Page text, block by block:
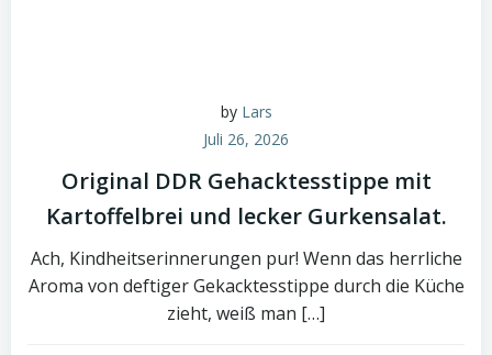
by Lars
Juli 26, 2026
Original DDR Gehacktesstippe mit
Kartoffelbrei und lecker Gurkensalat.
Ach, Kindheitserinnerungen pur! Wenn das herrliche
Aroma von deftiger Gekacktesstippe durch die Küche
zieht, weiß man […]